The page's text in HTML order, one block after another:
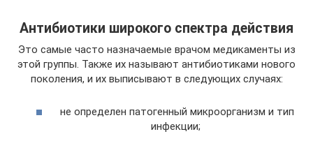
Антибиотики широкого спектра действия
Это самые часто назначаемые врачом медикаменты из
этой группы. Также их называют антибиотиками нового
поколения, и их выписывают в следующих случаях:
не определен патогенный микроорганизм и тип
инфекции;